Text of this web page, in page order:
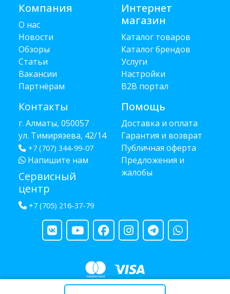
Компания
О нас
Новости
Обзоры
Статьи
Вакансии
Партнёрам
Контакты
г. Алматы, 050057
ул. Тимирязева, 42/14
+7 (707) 344-99-07
Напишите нам
Сервисный
центр
+7 (705) 216-37-79
Интернет
магазин
Каталог товаров
Каталог брендов
Услуги
Настройки
B2B портал
Помощь
Доставка и оплата
Гарантия и возврат
Публичная оферта
Предложения и
жалобы